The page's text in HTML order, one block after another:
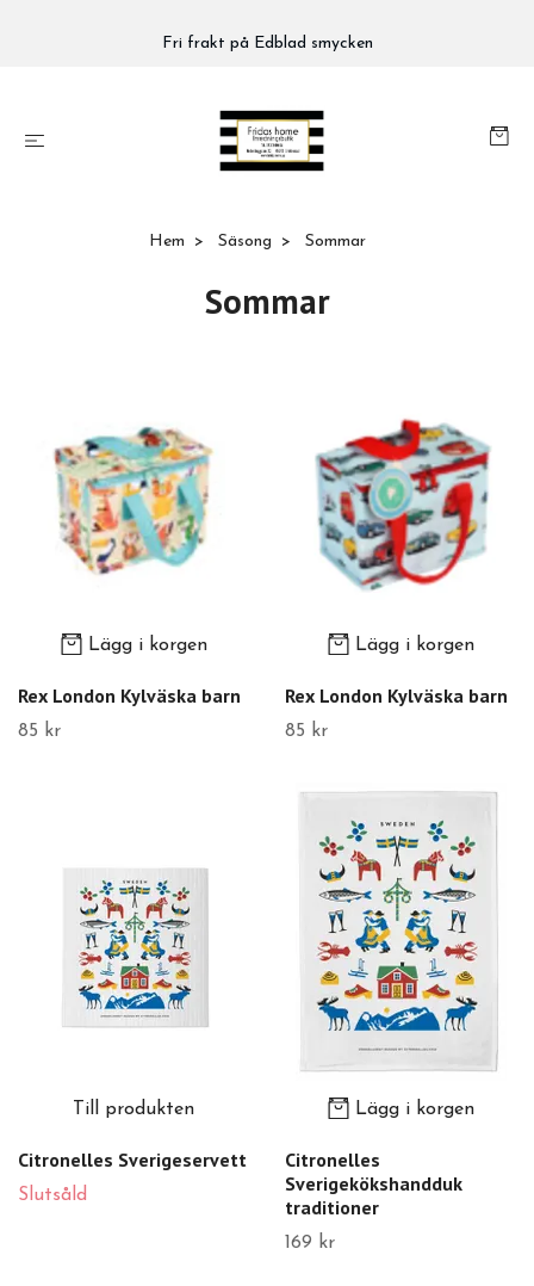
Fri frakt på Edblad smycken
Hem Säsong Sommar
Sommar
Lägg i korgen
Rex London Kylväska barn
85 kr
Lägg i korgen
Rex London Kylväska barn
85 kr
Till produkten
Citronelles Sverigeservett
Slutsåld
Lägg i korgen
Citronelles
Sverigekökshandduk
traditioner
169 kr